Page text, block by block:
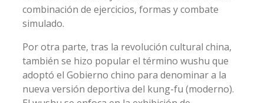
combinación de ejercicios, formas y combate
simulado.
Por otra parte, tras la revolución cultural china,
también se hizo popular el término wushu que
adoptó el Gobierno chino para denominar a la
nueva versión deportiva del kung-fu (moderno).